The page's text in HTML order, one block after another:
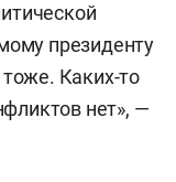
президенту
Каких-то
нет», —